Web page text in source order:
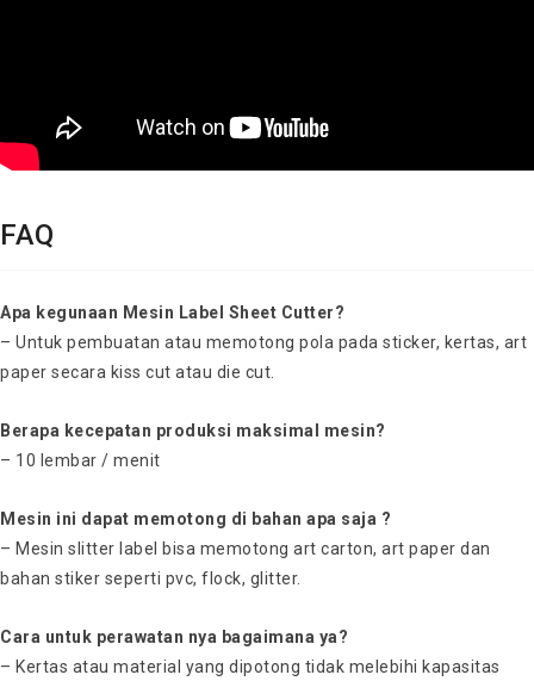
FAQ
Apa kegunaan Mesin Label Sheet Cutter?
– Untuk pembuatan atau memotong pola pada sticker, kertas, art
paper secara kiss cut atau die cut.
Berapa kecepatan produksi maksimal mesin?
– 10 lembar / menit
Mesin ini dapat memotong di bahan apa saja ?
– Mesin slitter label bisa memotong art carton, art paper dan
bahan stiker seperti pvc, flock, glitter.
Cara untuk perawatan nya bagaimana ya?
– Kertas atau material yang dipotong tidak melebihi kapasitas